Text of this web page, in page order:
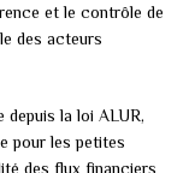
et le contrôle de
des acteurs
depuis la loi ALUR,
pour les petites
des flux financiers